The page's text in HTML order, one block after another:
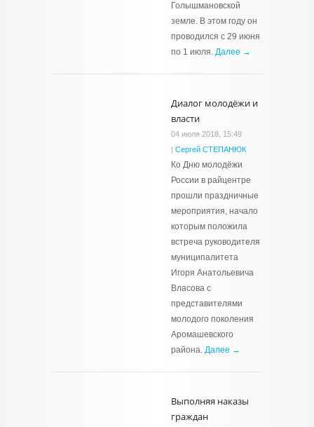
Голышмановской
земле. В этом году он
проводился с 29 июня
по 1 июля. Далее →
Диалог молодёжи и
власти
04 июля 2018, 15:49
| Сергей СТЕПАНЮК
Ко Дню молодёжи
России в райцентре
прошли праздничные
мероприятия, начало
которым положила
встреча руководителя
муниципалитета
Игоря Анатольевича
Власова с
представителями
молодого поколения
Аромашевского
района. Далее →
Выполняя наказы
граждан